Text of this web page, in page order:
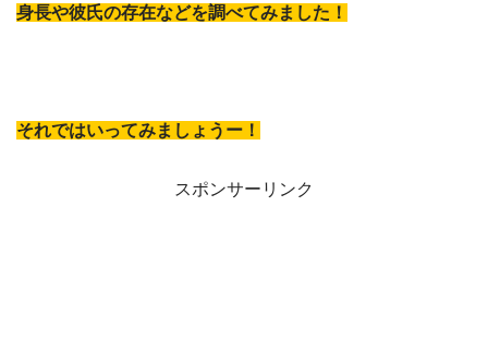
身長や彼氏の存在などを調べてみました！
それではいってみましょうー！
スポンサーリンク